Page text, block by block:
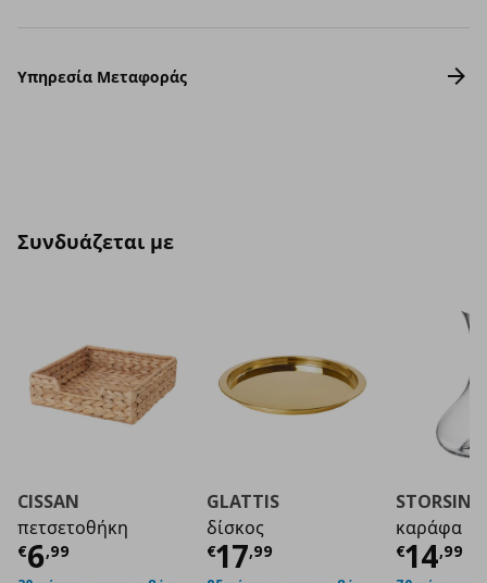
Υπηρεσία Μεταφοράς
Συνδυάζεται με
CISSAN
πετσετοθήκη
€6,99
Τρέχουσα τιμή€ 6,99
GLATTIS
δίσκος
€17,99
Τρέχουσα τιμή€
STORSINT
καράφα
€14,99